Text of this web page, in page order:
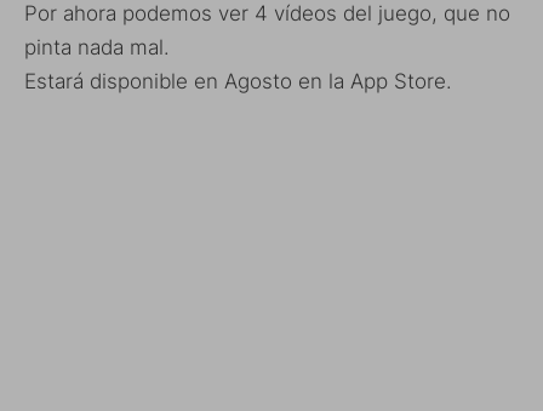
Por ahora podemos ver 4 vídeos del juego, que no
pinta nada mal.
Estará disponible en Agosto en la App Store.